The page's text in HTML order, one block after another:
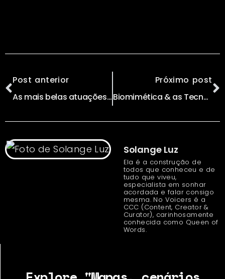
Post anterior
As mais belas atuações da natureza inspiram a próxima geração de inteligência artificial
Próximo post
Biomimética & as Tecnologias da Natureza // Tecnomagia #11
Solange Luz
Ela é a construção de
todos que conheceu e de
tudo que viveu,
especialista em sonhar
acordada e falar consigo
mesma. No Voicers é a
CCC (Content, Creator &
Curator), carinhosamente
conhecida como Queen of
Words.